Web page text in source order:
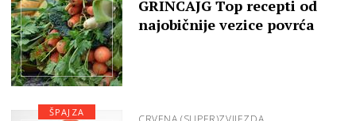
GRINCAJG Top recepti od
najobičnije vezice povrća
ŠPAJZA